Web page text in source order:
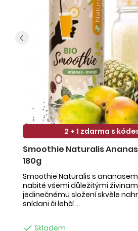
2 + 1 zdarma s
Smoothie Naturalis Ananas
180g
Smoothie Naturalis s
nabité všemi důležitými
jedinečnému složení skvěle
snídani či lehčí ...
 Skladem